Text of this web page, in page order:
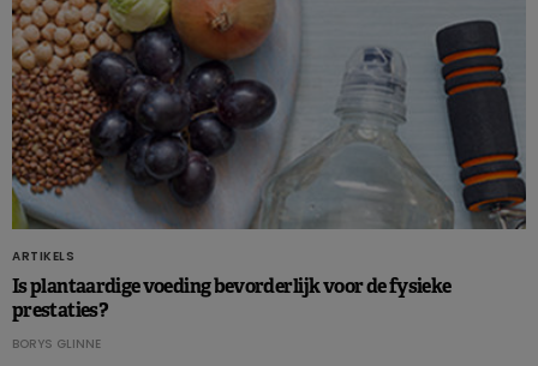
ARTIKELS
Is plantaardige voeding bevorderlijk voor de fysieke
prestaties?
BORYS GLINNE